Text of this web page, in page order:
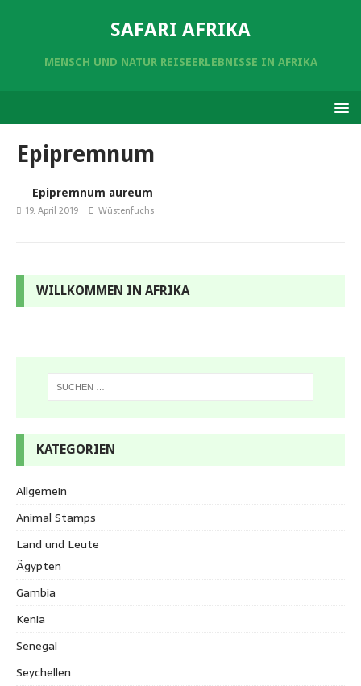
SAFARI AFRIKA
MENSCH UND NATUR REISEERLEBNISSE IN AFRIKA
Epipremnum
Epipremnum aureum
19. April 2019 Wüstenfuchs
WILLKOMMEN IN AFRIKA
KATEGORIEN
Allgemein
Animal Stamps
Land und Leute
Ägypten
Gambia
Kenia
Senegal
Seychellen